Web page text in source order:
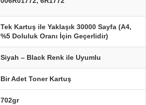
Tek Kartuş ile Yaklaşık 30000 Sayfa (A4,
%5 Doluluk Oranı İçin Geçerlidir)
Siyah – Black Renk ile Uyumlu
Bir Adet Toner Kartuş
702gr